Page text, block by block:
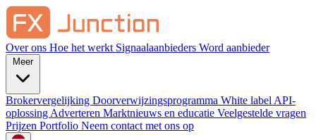
Over ons Hoe het werkt Signaalaanbieders Word aanbieder
Meer
Brokervergelijking Doorverwijzingsprogramma White label API-
oplossing Adverteren Marktnieuws en educatie Veelgestelde vragen
Prijzen Portfolio Neem contact met ons op